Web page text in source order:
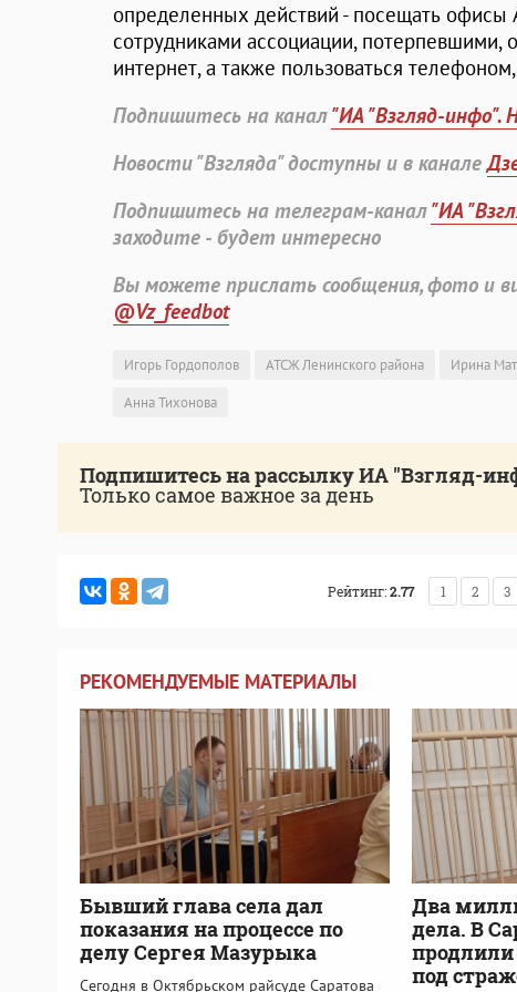
определенных действий - посещать
сотрудниками ассоциации,
интернет, а также пользоваться
Подпишитесь на канал"ИА "Взгляд-инфо".
Новости "Взгляда" доступны и в канале
Подпишитесь на телеграм-канал"ИА
заходите - будет интересно
Вы можете прислать сообщения, фото и
@Vz_feedbot
Игорь Гордополов АТСЖ Ленинского района Ирина
Анна Тихонова
Подпишитесь на рассылку ИА "Взгляд-
Только самое важное за день
Рейтинг:2.77 1 2 3
РЕКОМЕНДУЕМЫЕ МАТЕРИАЛЫ
Бывший глава села дал
показания на процессе по
делу Сергея Мазурыка
Сегодня в Октябрьском райсуде Саратова
Два
дела. В
продлили
под